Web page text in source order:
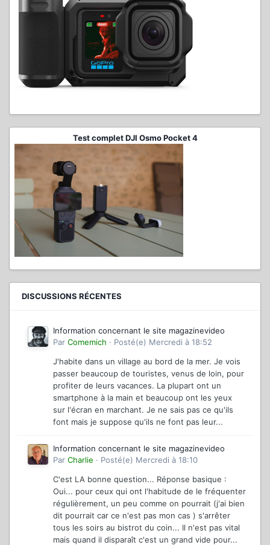
Test complet DJI Osmo Pocket 4
DISCUSSIONS RÉCENTES
Information concernant le site magazinevideo
Par Comemich · Posté(e) Mercredi à 18:52
J'habite dans un village au bord de la mer. Je vois
passer beaucoup de touristes, venus de loin, pour
profiter de leurs vacances. La plupart ont un
smartphone à la main et beaucoup ont les yeux
sur l'écran en marchant. Je ne sais pas ce qu'ils
font mais je suppose qu'ils ne font pas leur...
Information concernant le site magazinevideo
Par Charlie · Posté(e) Mercredi à 18:10
C'est LA bonne question... Réponse basique :
Oui... pour ceux qui ont l'habitude de le fréquenter
régulièrement, un peu comme on pourrait (j'ai bien
dit pourrait car ce n'est pas mon cas ) s'arrêter
tous les soirs au bistrot du coin... Il n'est pas vital
mais quand il disparaît c'est un grand vide pour...